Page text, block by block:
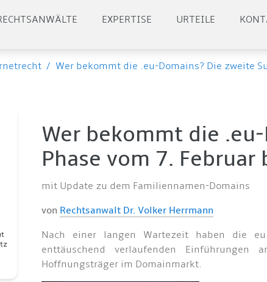
EXPERTISE URTEILE
/ Wer bekommt die .eu-Domains? Die zweite
Wer bekommt die
Phase vom 7.
mit Update zu dem Familiennamen-Domains
von Rechtsanwalt Dr. Volker Herrmann
Nach einer langen Wartezeit haben die
enttäuschend verlaufenden Einführungen
Hoffnungsträger im Domainmarkt.